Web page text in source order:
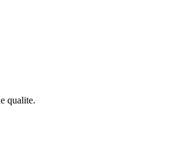
qualite.